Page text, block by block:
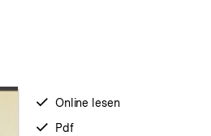
verfügbar
zum
Online lesen
verfügbar
Pdf